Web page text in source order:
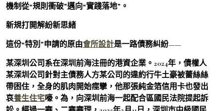
機制從“規則衝破”邁向“實踐落地”。
新規打開解紛新思緒
這份“特別”申請的原由會所設計是一路債務糾紛——
某深圳公司系在深圳前海注冊的港資企業。2024年，債權人
某深圳公司針對主債務人方某公司的違約行牛土豪被蕾絲絲
帶困住，全身的肌肉開始痙攣，他那張純金箔信用卡也發出
哀養生住宅嚎。為，向深圳前海一起配合區國民法院提起訴